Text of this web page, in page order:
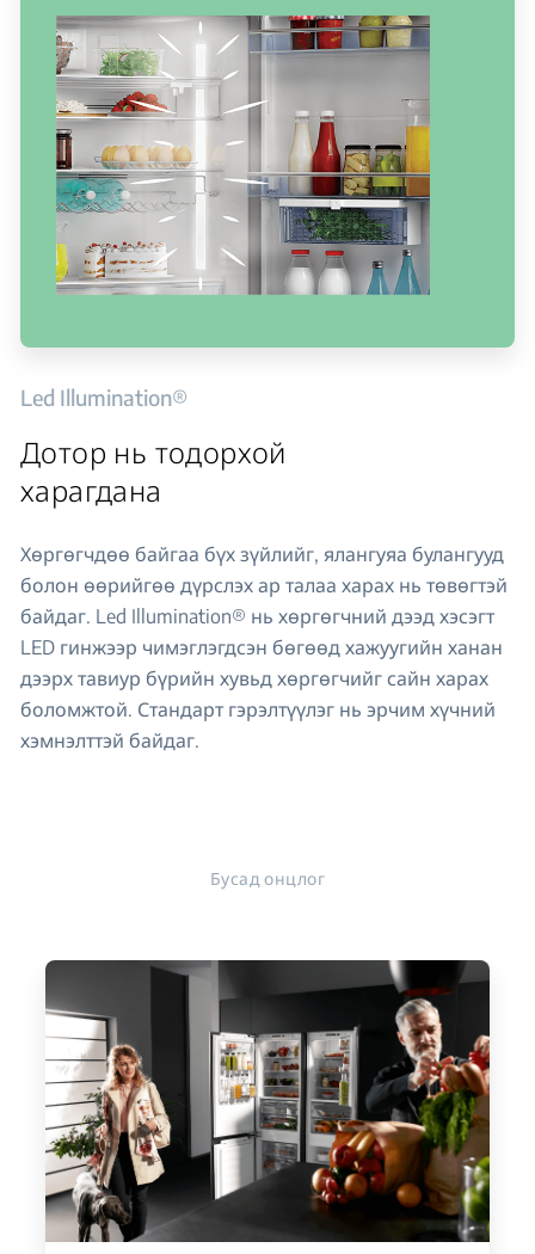
Led Illumination®
Дотор нь тодорхой
харагдана
Хөргөгчдөө байгаа бүх зүйлийг, ялангуяа булангууд
болон өөрийгөө дүрслэх ар талаа харах нь төвөгтэй
байдаг. Led Illumination® нь хөргөгчний дээд хэсэгт
LED гинжээр чимэглэгдсэн бөгөөд хажуугийн ханан
дээрх тавиур бүрийн хувьд хөргөгчийг сайн харах
боломжтой. Стандарт гэрэлтүүлэг нь эрчим хүчний
хэмнэлттэй байдаг.
Бусад онцлог